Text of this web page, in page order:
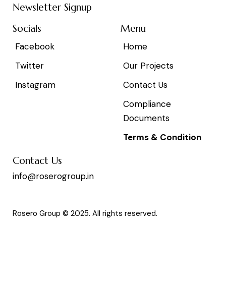
Newsletter Signup
Socials
Facebook
Twitter
Instagram
Menu
Home
Our Projects
Contact Us
Compliance
Documents
Terms & Condition
Contact Us
info@roserogroup.in
Rosero Group © 2025. All rights reserved.